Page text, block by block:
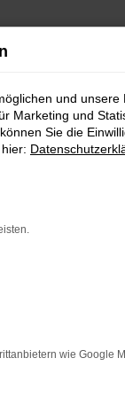
NACH
Fahrten in
für
hinzu, dass
und unsere
Marketing und
Sie die
wie Google